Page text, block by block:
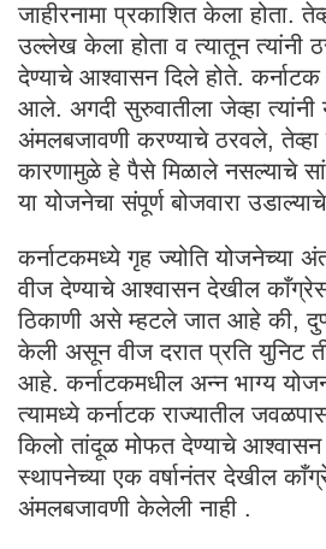
जाहीरनामा प्रकाशित केला होता.
उल्लेख केला होता व त्यातून त्यांनी
देण्याचे आश्वासन दिले होते.
आले. अगदी सुरुवातीला जेव्हा त्यांनी
अंमलबजावणी करण्याचे ठरवले,
कारणामुळे हे पैसे मिळाले नसल्याचे
या योजनेचा संपूर्ण बोजवारा
कर्नाटकमध्ये गृह ज्योति योजनेच्या
वीज देण्याचे आश्वासन देखील
ठिकाणी असे म्हटले जात आहे की,
केली असून वीज दरात प्रति युनिट
आहे. कर्नाटकमधील अन्न भाग्य
त्यामध्ये कर्नाटक राज्यातील
किलो तांदूळ मोफत देण्याचे
स्थापनेच्या एक वर्षानंतर देखील
अंमलबजावणी केलेली नाही .